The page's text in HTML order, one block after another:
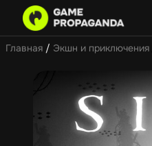
Главная / Экшн и приключения